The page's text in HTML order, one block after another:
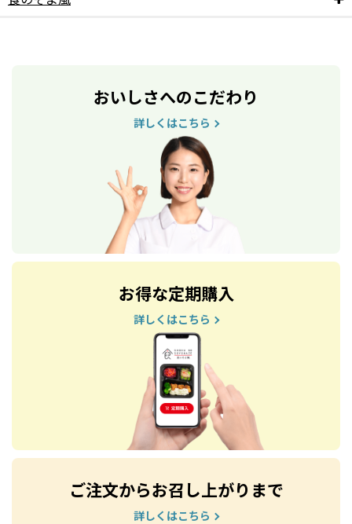
おいしさへのこだわり
詳しくはこちら
お得な定期購入
詳しくはこちら
ご注文からお召し上がりまで
詳しくはこちら